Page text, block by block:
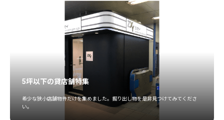
5坪以下の貸店舗特集
希少な狭小店舗物件だけを集めました。掘り出し物を是非見つけてみてくださ
い。